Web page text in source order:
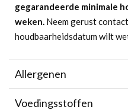
gegarandeerde minimale
weken. Neem gerust
houdbaarheidsdatum wilt
Allergenen
Voedingsstoffen